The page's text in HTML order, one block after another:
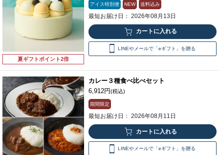
夏ギフトポイント2倍
アイス特別便 NEW 送料込み
最短お届け日： 2026年08月13日
LINEやメールで「eギフト」を贈る
カレー３種食べ比べセット
6,912円(税込)
期間限定
最短お届け日： 2026年08月11日
LINEやメールで「eギフト」を贈る